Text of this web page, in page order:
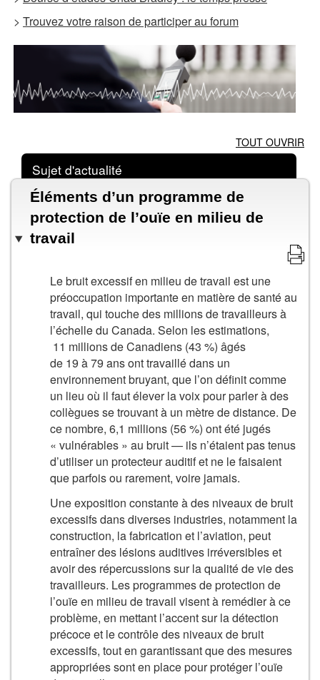
> Trouvez votre raison de participer au forum
TOUT OUVRIR
Sujet d'actualité
Éléments d’un programme de
protection de l’ouïe en milieu de
travail
Le bruit excessif en milieu de travail est une
préoccupation importante en matière de santé au
travail, qui touche des millions de travailleurs à
l’échelle du Canada. Selon les estimations,
11 millions de Canadiens (43 %) âgés
de 19 à 79 ans ont travaillé dans un
environnement bruyant, que l’on définit comme
un lieu où il faut élever la voix pour parler à des
collègues se trouvant à un mètre de distance. De
ce nombre, 6,1 millions (56 %) ont été jugés
« vulnérables » au bruit — ils n’étaient pas tenus
d’utiliser un protecteur auditif et ne le faisaient
que parfois ou rarement, voire jamais.
Une exposition constante à des niveaux de bruit
excessifs dans diverses industries, notamment la
construction, la fabrication et l’aviation, peut
entraîner des lésions auditives irréversibles et
avoir des répercussions sur la qualité de vie des
travailleurs. Les programmes de protection de
l’ouïe en milieu de travail visent à remédier à ce
problème, en mettant l’accent sur la détection
précoce et le contrôle des niveaux de bruit
excessifs, tout en garantissant que des mesures
appropriées sont en place pour protéger l’ouïe